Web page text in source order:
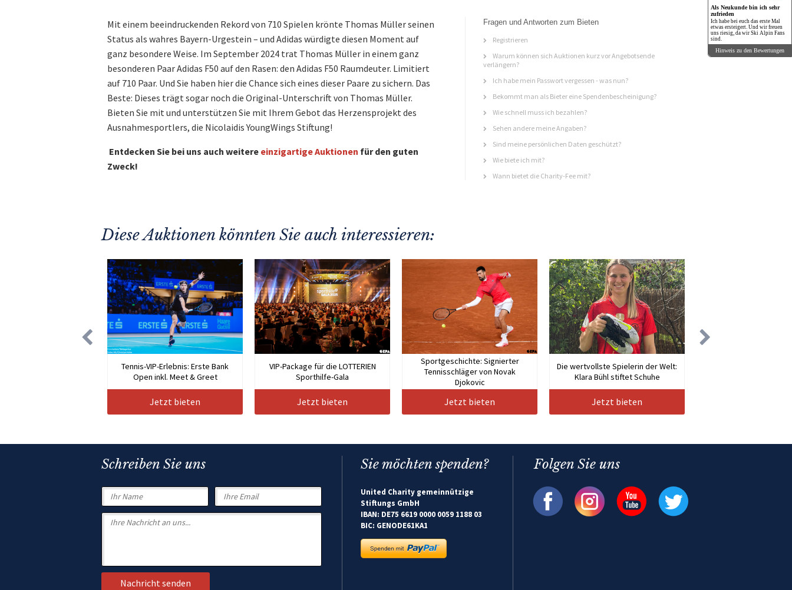
Mit einem beeindruckenden Rekord von 710 Spielen krönte Thomas Müller seinen
Status als wahres Bayern-Urgestein – und Adidas würdigte diesen Moment auf
ganz besondere Weise. Im September 2024 trat Thomas Müller in einem ganz
besonderen Paar Adidas F50 auf den Rasen: den Adidas F50 Raumdeuter. Limitiert
auf 710 Paar. Und Sie haben hier die Chance sich eines dieser Paare zu sichern. Das
Beste: Dieses trägt sogar noch die Original-Unterschrift von Thomas Müller.
Bieten Sie mit und unterstützen Sie mit Ihrem Gebot das Herzensprojekt des
Ausnahmesportlers, die Nicolaidis YoungWings Stiftung!
Entdecken Sie bei uns auch weitere einzigartige Auktionen für den guten
Zweck!
Fragen und Antworten zum Bieten
Registrieren
Warum können sich Auktionen kurz vor Angebotsende
verlängern?
Ich habe mein Passwort vergessen - was nun?
Bekommt man als Bieter eine Spendenbescheinigung?
Wie schnell muss ich bezahlen?
Sehen andere meine Angaben?
Sind meine persönlichen Daten geschützt?
Wie biete ich mit?
Wann bietet die Charity-Fee mit?
Diese Auktionen könnten Sie auch interessieren:
Tennis-VIP-Erlebnis: Erste Bank
Open inkl. Meet & Greet
Jetzt bieten
VIP-Package für die LOTTERIEN
Sporthilfe-Gala
Jetzt bieten
Sportgeschichte: Signierter
Tennisschläger von Novak
Djokovic
Jetzt bieten
Die wertvollste Spielerin der Welt:
Klara Bühl stiftet Schuhe
Jetzt bieten
Schreiben Sie uns Sie möchten spenden?
United Charity gemeinnützige
Stiftungs GmbH
IBAN: DE75 6619 0000 0059 1188 03
BIC: GENODE61KA1
Folgen Sie uns
Als Neukunde bin ich sehr
zufrieden
Ich habe bei euch das erste Mal
etwas ersteigert. Und wir freuen
uns riesig, da wir Ski Alpin Fans
sind.
Hinweis zu den Bewertungen